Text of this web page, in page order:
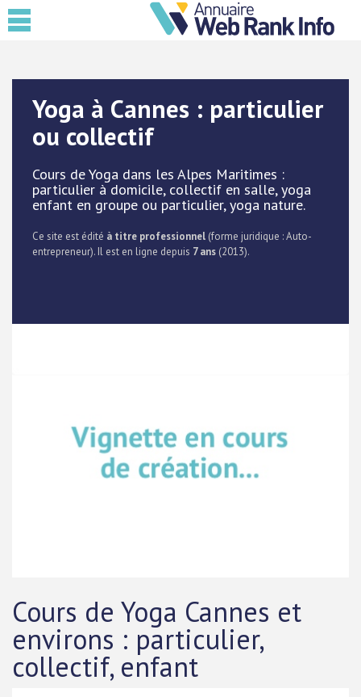
Yoga à Cannes : particulier
ou collectif
Cours de Yoga dans les Alpes Maritimes :
particulier à domicile, collectif en salle, yoga
enfant en groupe ou particulier, yoga nature.
Ce site est édité à titre professionnel (forme juridique : Auto-
entrepreneur). Il est en ligne depuis 7 ans (2013).
Cours de Yoga Cannes et
environs : particulier,
collectif, enfant